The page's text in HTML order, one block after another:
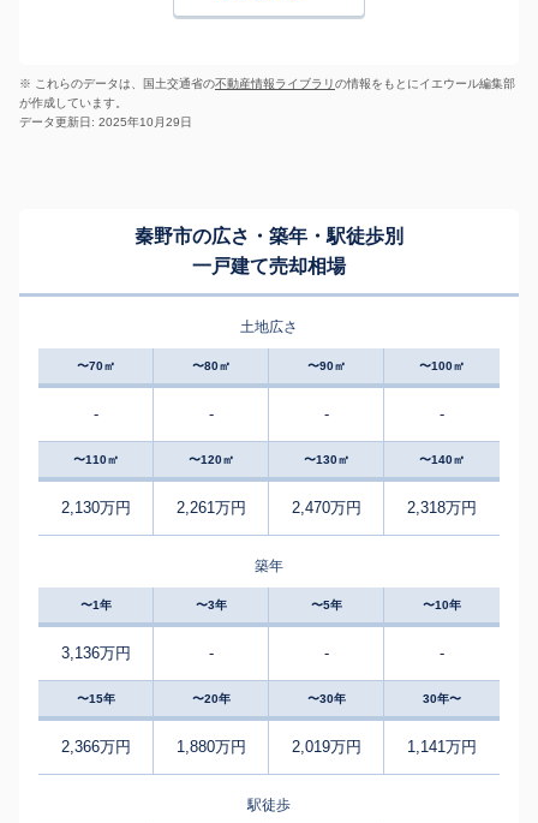
※ これらのデータは、国土交通省の不動産情報ライブラリの情報をもとにイエウール編集部
が作成しています。
データ更新日: 2025年10月29日
秦野市の広さ・築年・駅徒歩別
一戸建て売却相場
土地広さ
〜70㎡ 〜80㎡ 〜90㎡ 〜100㎡
- - - -
〜110㎡ 〜120㎡ 〜130㎡ 〜140㎡
2,130万円 2,261万円 2,470万円 2,318万円
築年
〜1年 〜3年 〜5年 〜10年
3,136万円 - - -
〜15年 〜20年 〜30年 30年〜
2,366万円 1,880万円 2,019万円 1,141万円
駅徒歩